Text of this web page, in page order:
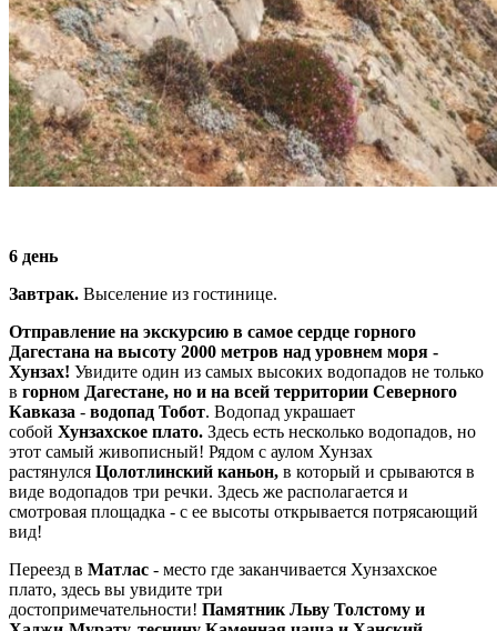
6 день
Завтрак. Выселение из гостинице.
Отправление на экскурсию в самое сердце горного
Дагестана на высоту 2000 метров над уровнем моря -
Хунзах! Увидите один из самых высоких водопадов не только
в горном Дагестане, но и на всей территории Северного
Кавказа - водопад Тобот. Водопад украшает
собой Хунзахское плато. Здесь есть несколько водопадов, но
этот самый живописный! Рядом с аулом Хунзах
растянулся Цолотлинский каньон, в который и срываются в
виде водопадов три речки. Здесь же располагается и
смотровая площадка - с ее высоты открывается потрясающий
вид!
Переезд в Матлас - место где заканчивается Хунзахское
плато, здесь вы увидите три
достопримечательности! Памятник Льву Толстому и